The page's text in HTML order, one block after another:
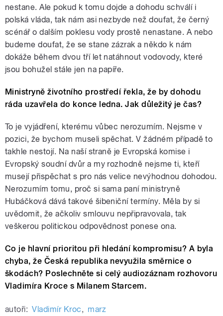
nestane. Ale pokud k tomu dojde a dohodu schválí i
polská vláda, tak nám asi nezbyde než doufat, že černý
scénář o dalším poklesu vody prostě nenastane. A nebo
budeme doufat, že se stane zázrak a někdo k nám
dokáže během dvou tří let natáhnout vodovody, které
jsou bohužel stále jen na papíře.
Ministryně životního prostředí řekla, že by dohodu
ráda uzavřela do konce ledna. Jak důležitý je čas?
To je vyjádření, kterému vůbec nerozumím. Nejsme v
pozici, že bychom museli spěchat. V žádném případě to
takhle nestojí. Na naší straně je Evropská komise i
Evropský soudní dvůr a my rozhodně nejsme ti, kteří
musejí přispěchat s pro nás velice nevýhodnou dohodou.
Nerozumím tomu, proč si sama paní ministryně
Hubáčková dává takové šibeniční termíny. Měla by si
uvědomit, že ačkoliv smlouvu nepřipravovala, tak
veškerou politickou odpovědnost ponese ona.
Co je hlavní prioritou při hledání kompromisu? A byla
chyba, že Česká republika nevyužila směrnice o
škodách? Poslechněte si celý audiozáznam rozhovoru
Vladimíra Kroce s Milanem Starcem.
autoři: Vladimír Kroc, marz